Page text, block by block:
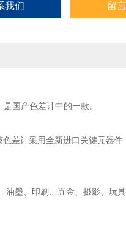
我们 留
国产色差计中的一款。
差计采用全新进口关键元器件
墨、印刷、五金、摄影、玩具